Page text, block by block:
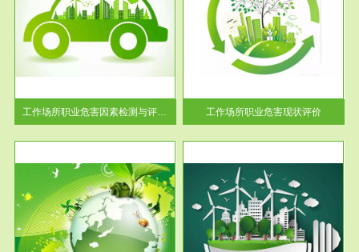
工作场所职业危害因素检测与评价...
工作场所职业危害现状评价
【现状评价意义】：具体因素---
-通过质谱分析等多种手段明确
工作场...
工作场所职业危害现状评价
服务范围
废气测试